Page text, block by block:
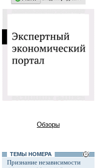
Обзоры
ТЕМЫ НОМЕРА
Признание независимости